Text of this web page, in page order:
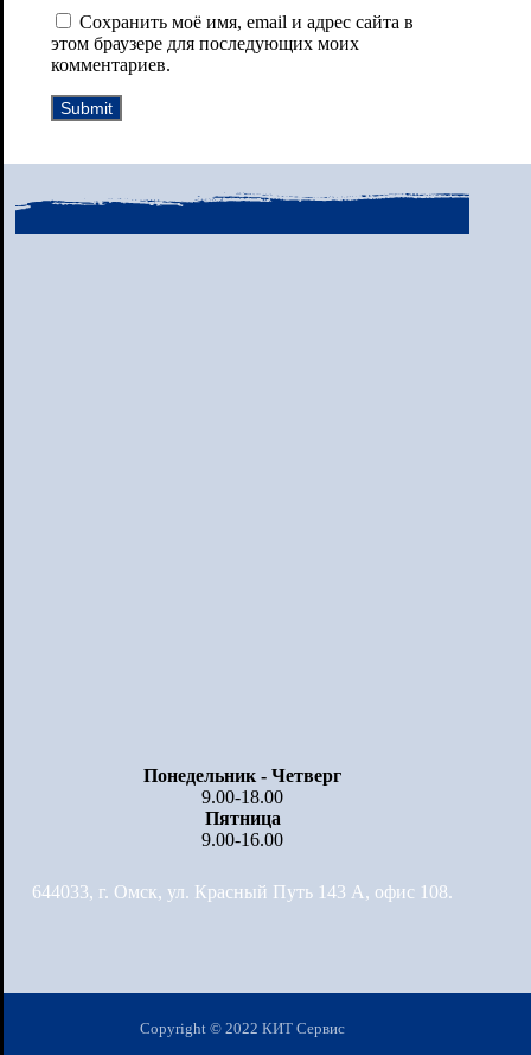
Сохранить моё имя, email и адрес сайта в
этом браузере для последующих моих
комментариев.
Понедельник - Четверг
9.00-18.00
Пятница
9.00-16.00
644033, г. Омск, ул. Красный Путь 143 А, офис 108.
Copyright © 2022 КИТ Сервис